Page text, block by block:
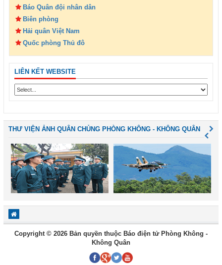
Báo Quân đội nhân dân
Biên phòng
Hải quân Việt Nam
Quốc phòng Thủ đô
LIÊN KẾT WEBSITE
THƯ VIỆN ẢNH QUÂN CHỦNG PHÒNG KHÔNG - KHÔNG QUÂN
Copyright © 2026 Bản quyền thuộc Báo điện tử Phòng Không -
Không Quân